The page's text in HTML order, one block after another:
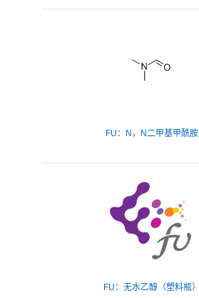
FU：N，N二甲基甲酰胺
FU：无水乙醇（塑料瓶）